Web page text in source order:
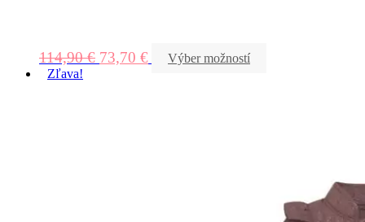
114,90€ 73,70 €
Výber možností
Zľava!